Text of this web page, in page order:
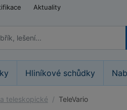
Aktuality
Hliníkové schůdky
teleskopické TeleVario